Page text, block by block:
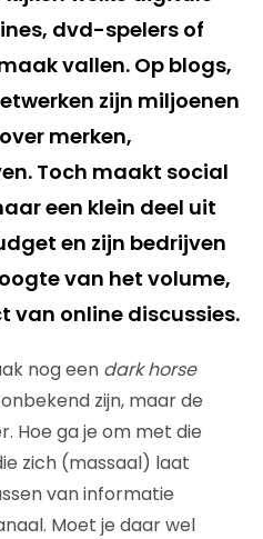
dvd-spelers of
vallen. Op blogs,
zijn miljoenen
merken,
Toch maakt social
een klein deel uit
en zijn bedrijven
van het volume,
van online discussies.
nog een dark horse
zijn, maar de
Hoe ga je om met die
zich (massaal) laat
van informatie
Moet je daar wel